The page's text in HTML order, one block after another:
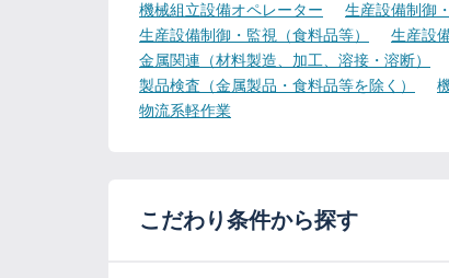
機械組立設備オペレーター
生産設備制御
生産設備制御・監視（食料品等）
生産設
金属関連（材料製造、加工、溶接・溶断）
製品検査（金属製品・食料品等を除く）
物流系軽作業
こだわり条件から探す